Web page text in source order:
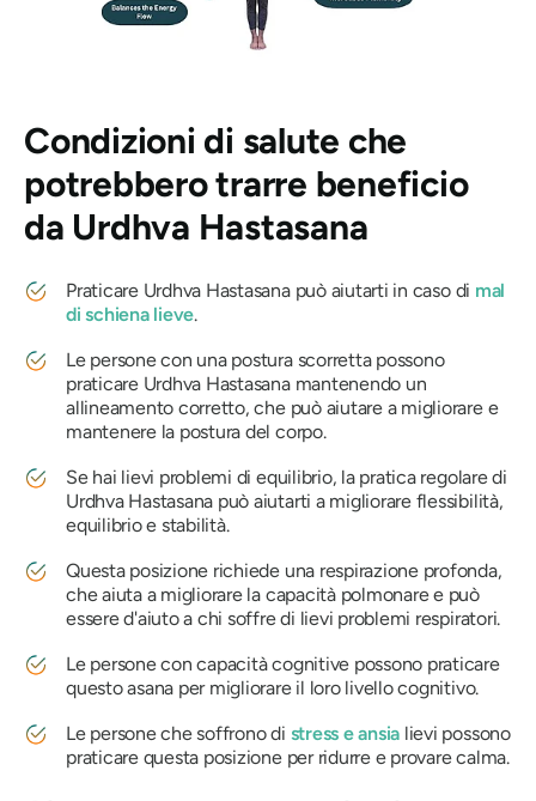
Condizioni di salute che
potrebbero trarre beneficio
da Urdhva Hastasana
Praticare Urdhva Hastasanapuò aiutarti in caso di mal
di schiena lieve.
Le persone con una postura scorretta possono
praticare Urdhva Hastasanamantenendo un
allineamento corretto, che può aiutare a migliorare e
mantenere la postura del corpo.
Se hai lievi problemi di equilibrio, la pratica regolaredi
Urdhva Hastasana può aiutarti a migliorare flessibilità,
equilibrio e stabilità.
Questa posizione richiede una respirazione profonda,
che aiuta a migliorare la capacità polmonare e può
essere d'aiuto a chi soffre di lievi problemi respiratori.
Le persone con capacità cognitive possono praticare
questo asana per migliorare il loro livello cognitivo.
Le persone che soffrono di stress e ansia lievi possono
praticare questa posizione per ridurre e provare calma.